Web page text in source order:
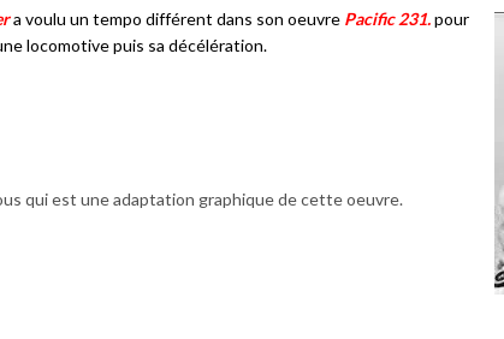
a voulu un tempo différent dans son oeuvre Pacific 231.pour
locomotive puis sa décélération.
qui est une adaptation graphique de cette oeuvre.